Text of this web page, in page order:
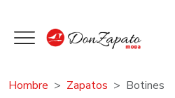
Hombre Zapatos Botines